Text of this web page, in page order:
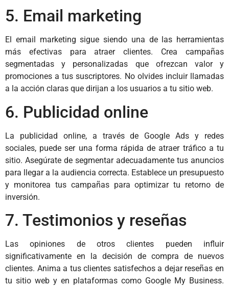
5. Email marketing
El email marketing sigue siendo una de las herramientas
más efectivas para atraer clientes. Crea campañas
segmentadas y personalizadas que ofrezcan valor y
promociones a tus suscriptores. No olvides incluir llamadas
a la acción claras que dirijan a los usuarios a tu sitio web.
6. Publicidad online
La publicidad online, a través de Google Ads y redes
sociales, puede ser una forma rápida de atraer tráfico a tu
sitio. Asegúrate de segmentar adecuadamente tus anuncios
para llegar a la audiencia correcta. Establece un presupuesto
y monitorea tus campañas para optimizar tu retorno de
inversión.
7. Testimonios y reseñas
Las opiniones de otros clientes pueden influir
significativamente en la decisión de compra de nuevos
clientes. Anima a tus clientes satisfechos a dejar reseñas en
tu sitio web y en plataformas como Google My Business.